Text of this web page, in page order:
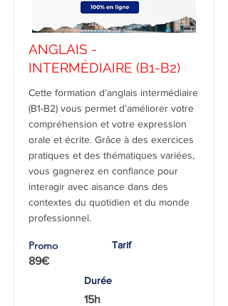
ANGLAIS -
INTERMÉDIAIRE (B1-B2)
Cette formation d’anglais intermédiaire
(B1-B2) vous permet d’améliorer votre
compréhension et votre expression
orale et écrite. Grâce à des exercices
pratiques et des thématiques variées,
vous gagnerez en confiance pour
interagir avec aisance dans des
contextes du quotidien et du monde
professionnel.
Promo
89€
Tarif
Durée
15h